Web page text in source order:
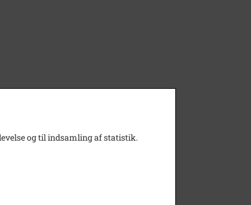
og til indsamling af statistik.